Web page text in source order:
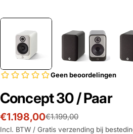
Concept 30 / Paar
Prijs
€1.198,00
Adviesprijs€1.199,00
Incl. BTW / Gratis verzending bij